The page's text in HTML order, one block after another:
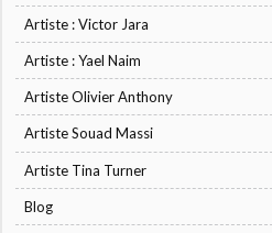
Artiste : Victor Jara
Artiste : Yael Naim
Artiste Olivier Anthony
Artiste Souad Massi
Artiste Tina Turner
Blog